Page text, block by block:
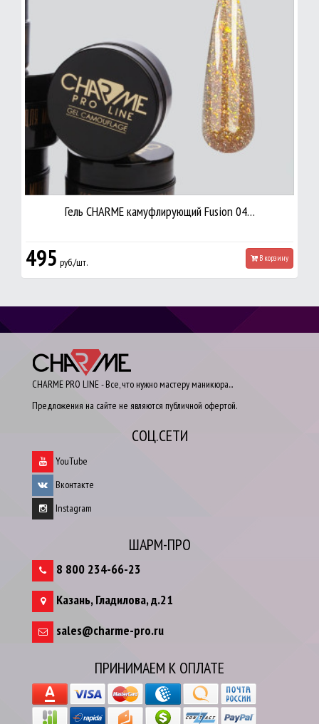
Гель CHARME камуфлирующий Fusion 04…
495 руб./шт. В корзину
CHARME PRO LINE - Все, что нужно мастеру маникюра...
Предложения на сайте не являются публичной офертой.
СОЦ.СЕТИ
YouTube
Вконтакте
Instagram
ШАРМ-ПРО
8 800 234-66-23
Казань,Гладилова, д.21
sales@charme-pro.ru
ПРИНИМАЕМ К ОПЛАТЕ